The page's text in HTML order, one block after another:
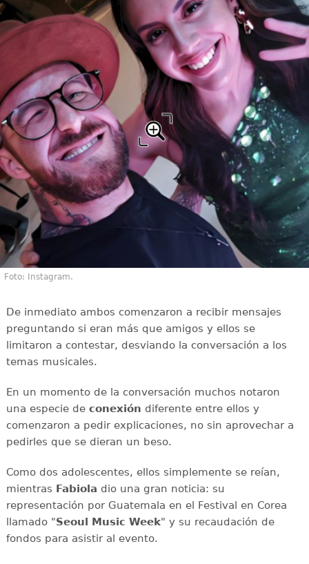
Foto: Instagram.
De inmediato ambos comenzaron a recibir mensajes
preguntando si eran más que amigos y ellos se
limitaron a contestar, desviando la conversación a los
temas musicales.
En un momento de la conversación muchos notaron
una especie de conexión diferente entre ellos y
comenzaron a pedir explicaciones, no sin aprovechar a
pedirles que se dieran un beso.
Como dos adolescentes, ellos simplemente se reían,
mientras Fabiola dio una gran noticia: su
representación por Guatemala en el Festival en Corea
llamado "Seoul Music Week" y su recaudación de
fondos para asistir al evento.